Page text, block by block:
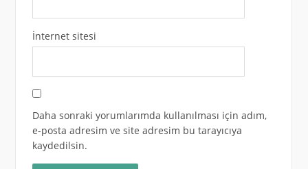
İnternet sitesi
Daha sonraki yorumlarımda kullanılması için adım,
e-posta adresim ve site adresim bu tarayıcıya
kaydedilsin.